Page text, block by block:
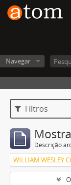
Navegar
Filtros
Descrição